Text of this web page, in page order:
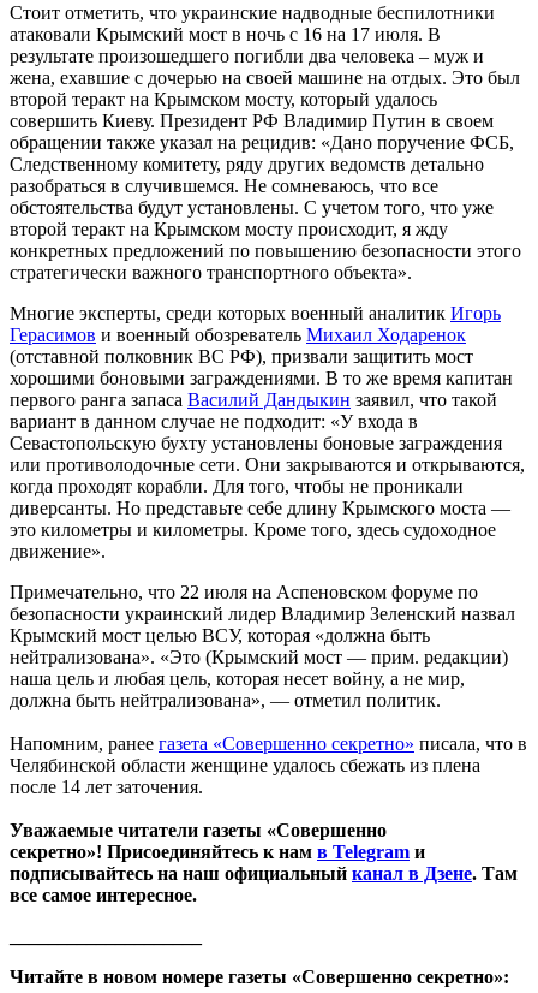
Стоит отметить, что украинские надводные беспилотники
атаковали Крымский мост в ночь с 16 на 17 июля. В
результате произошедшего погибли два человека – муж и
жена, ехавшие с дочерью на своей машине на отдых. Это был
второй теракт на Крымском мосту, который удалось
совершить Киеву. Президент РФ Владимир Путин в своем
обращении также указал на рецидив: «Дано поручение ФСБ,
Следственному комитету, ряду других ведомств детально
разобраться в случившемся. Не сомневаюсь, что все
обстоятельства будут установлены. С учетом того, что уже
второй теракт на Крымском мосту происходит, я жду
конкретных предложений по повышению безопасности этого
стратегически важного транспортного объекта».
Многие эксперты, среди которых военный аналитик Игорь
Герасимов и военный обозреватель Михаил Ходаренок
(отставной полковник ВС РФ), призвали защитить мост
хорошими боновыми заграждениями. В то же время капитан
первого ранга запаса Василий Дандыкин заявил, что такой
вариант в данном случае не подходит: «У входа в
Севастопольскую бухту установлены боновые заграждения
или противолодочные сети. Они закрываются и открываются,
когда проходят корабли. Для того, чтобы не проникали
диверсанты. Но представьте себе длину Крымского моста —
это километры и километры. Кроме того, здесь судоходное
движение».
Примечательно, что 22 июля на Аспеновском форуме по
безопасности украинский лидер Владимир Зеленский назвал
Крымский мост целью ВСУ, которая «должна быть
нейтрализована». «Это (Крымский мост — прим. редакции)
наша цель и любая цель, которая несет войну, а не мир,
должна быть нейтрализована», — отметил политик.
Напомним, ранее газета «Совершенно секретно» писала, что в
Челябинской области женщине удалось сбежать из плена
после 14 лет заточения.
Уважаемые читатели газеты «Совершенно
секретно»! Присоединяйтесь к нам в Telegram и
подписывайтесь на наш официальный канал в Дзене. Там
все самое интересное.
Читайте в новом номере газеты «Совершенно секретно»: